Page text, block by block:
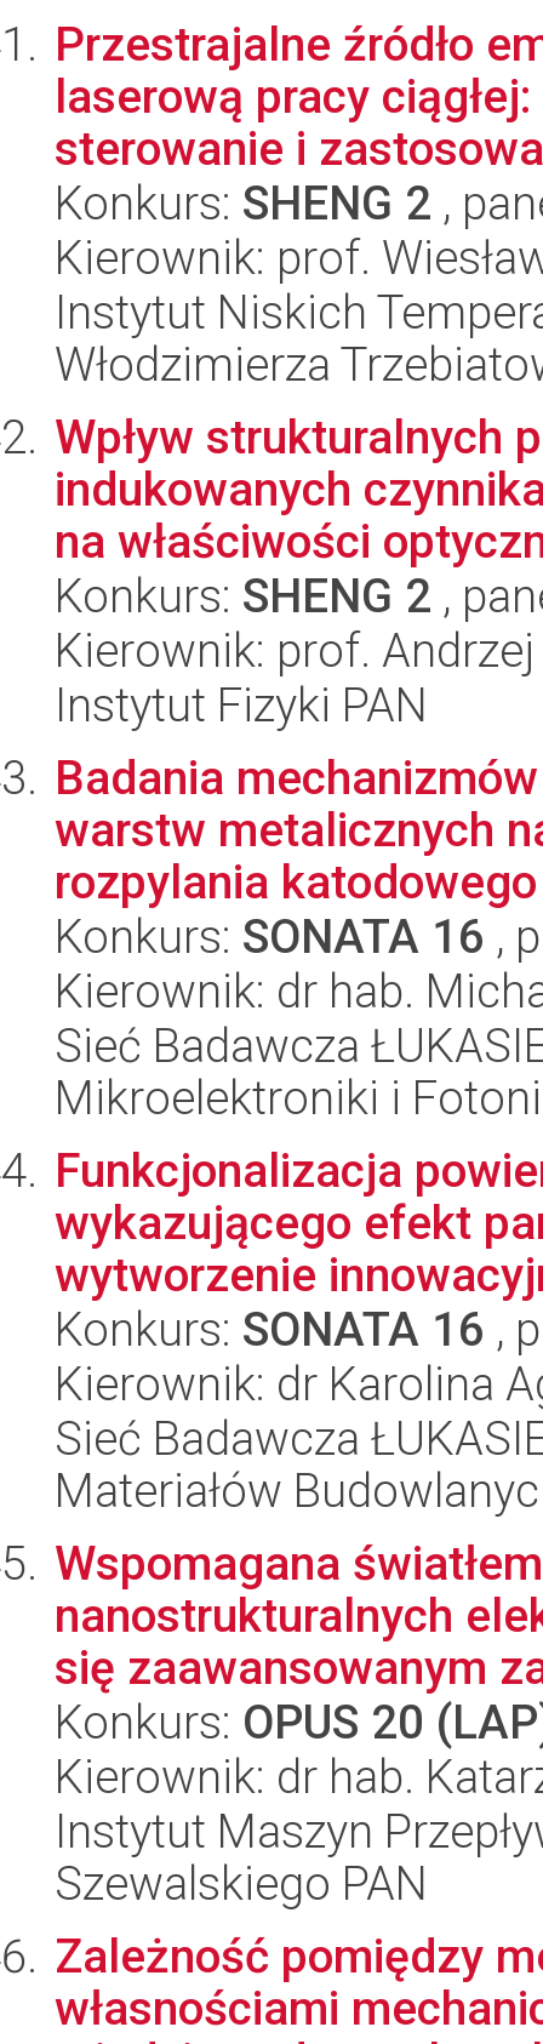
Przestrajalne źródło
laserową pracy
sterowanie i
Konkurs: SHENG 2 ,
Kierownik: prof.
Instytut Niskich
Włodzimierza
Wpływ strukturalnych
indukowanych
na właściwości
Konkurs: SHENG 2 ,
Kierownik: prof.
Instytut Fizyki PAN
Badania
warstw metalicznych
rozpylania
Konkurs: SONATA 16 ,
Kierownik: dr hab.
Sieć Badawcza
Mikroelektroniki i
Funkcjonalizacja
wykazującego efekt
wytworzenie
Konkurs: SONATA 16 ,
Kierownik: dr Karolina
Sieć Badawcza
Materiałów
Wspomagana
nanostrukturalnych
się zaawansowanym
Konkurs: OPUS 20
Kierownik: dr hab.
Instytut Maszyn
Szewalskiego PAN
Zależność pomiędzy
własnościami